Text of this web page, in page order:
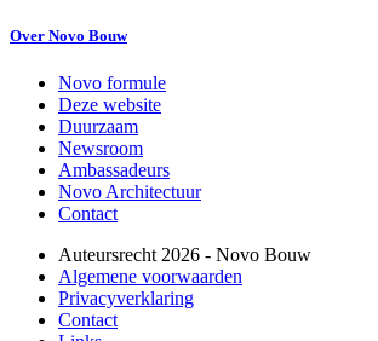
Over Novo Bouw
Novo formule
Deze website
Duurzaam
Newsroom
Ambassadeurs
Novo Architectuur
Contact
Auteursrecht 2026 - Novo Bouw
Algemene voorwaarden
Privacyverklaring
Contact